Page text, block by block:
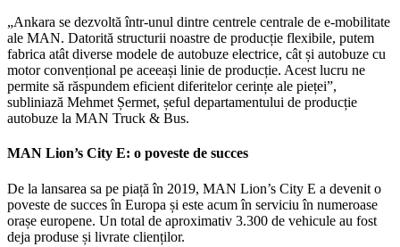
„Ankara se dezvoltă într-unul dintre centrele centrale de e-mobilitate
ale MAN. Datorită structurii noastre de producție flexibile, putem
fabrica atât diverse modele de autobuze electrice, cât și autobuze cu
motor convențional pe aceeași linie de producție. Acest lucru ne
permite să răspundem eficient diferitelor cerințe ale pieței”,
subliniază Mehmet Șermet, șeful departamentului de producție
autobuze la MAN Truck & Bus.
MAN Lion’s City E: o poveste de succes
De la lansarea sa pe piață în 2019, MAN Lion’s City E a devenit o
poveste de succes în Europa și este acum în serviciu în numeroase
orașe europene. Un total de aproximativ 3.300 de vehicule au fost
deja produse și livrate clienților.